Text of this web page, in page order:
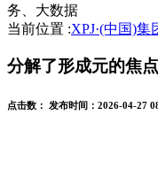
务、大数据
当前位置 :XPJ·(中国)集
分解了形成元的焦
点击数： 发布时间： 2026-04-27